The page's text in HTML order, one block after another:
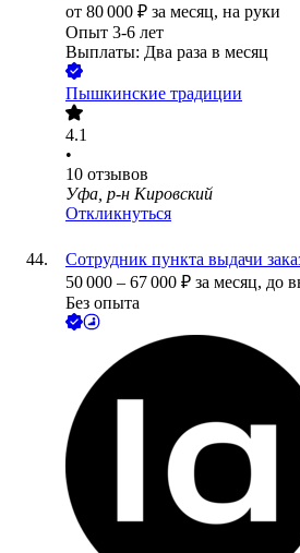
от 80 000 ₽ за месяц, на руки
Опыт 3-6 лет
Выплаты: Два раза в месяц
Пышкинские традиции
4.1
•
10 отзывов
Уфа, р-н Кировский
Откликнуться
Сотрудник пункта выдачи
50 000 – 67 000 ₽ за месяц, до
Без опыта